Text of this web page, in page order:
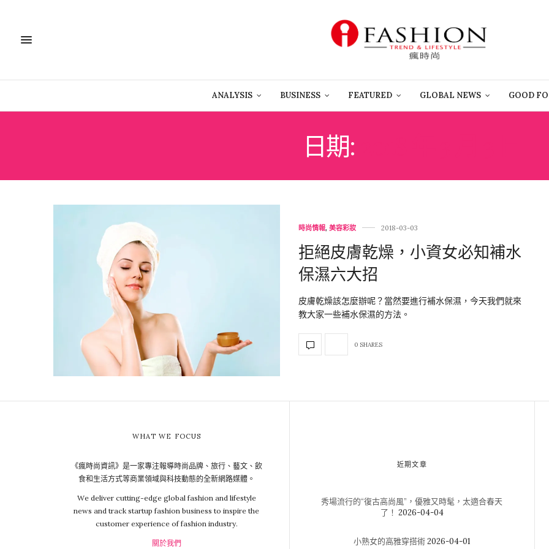
ANALYSIS BUSINESS FEATURED GLOBAL NEWS GOOD
日期:
時尚情報, 美容彩妝 2018-03-03
拒絕皮膚乾燥，小資女必知補水
保濕六大招
皮膚乾燥該怎麼辦呢？當然要進行補水保濕，今天我們就來
教大家一些補水保濕的方法。
0 SHARES
WHAT WE FOCUS
《瘋時尚資訊》是一家專注報導時尚品牌、旅行、藝文、飲
食和生活方式等商業領域與科技動態的全新網路媒體。
We deliver cutting-edge global fashion and lifestyle
news and track startup fashion business to inspire the
customer experience of fashion industry.
關於我們
近期文章
秀場流行的“復古高尚風”，優雅又時髦，太適合春天
了！ 2026-04-04
小熟女的高雅穿搭術2026-04-01